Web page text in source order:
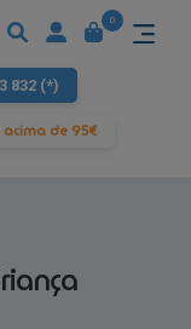
832 (*)
de 95€
0